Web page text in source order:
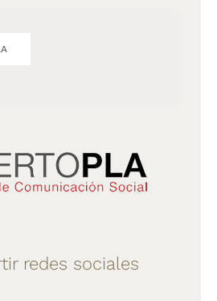
redes sociales